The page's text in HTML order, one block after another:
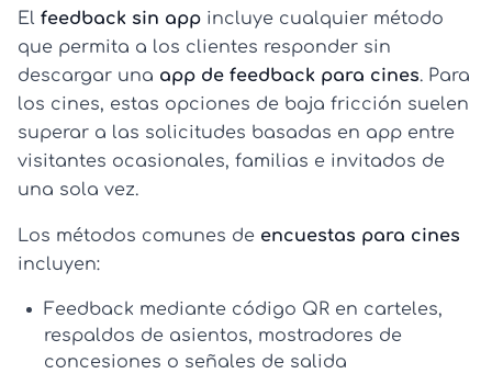
El feedback sin app incluye cualquier método
que permita a los clientes responder sin
descargar una app de feedback para cines. Para
los cines, estas opciones de baja fricción suelen
superar a las solicitudes basadas en app entre
visitantes ocasionales, familias e invitados de
una sola vez.
Los métodos comunes de encuestas para cines
incluyen:
Feedback mediante código QR en carteles,
respaldos de asientos, mostradores de
concesiones o señales de salida